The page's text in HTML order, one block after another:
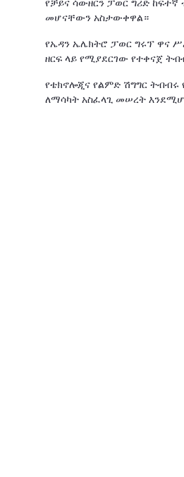
መሆናቸውን አስታውቀዋል።
የኤዳን ኤሌክትሮ ፓወር ግሩፕ ዋና
ዘርፍ ላይ የሚያደርገው የተቀናጀ
የቴክኖሎጂና የልምድ ሽግግር ትብብሩ
ለማሳካት አስፈላጊ መሠረት